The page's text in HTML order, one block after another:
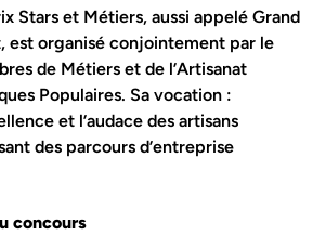
Stars et Métiers, aussi appelé Grand
est organisé conjointement par le
de Métiers et de l’Artisanat
Populaires. Sa vocation :
et l’audace des artisans
des parcours d’entreprise
concours